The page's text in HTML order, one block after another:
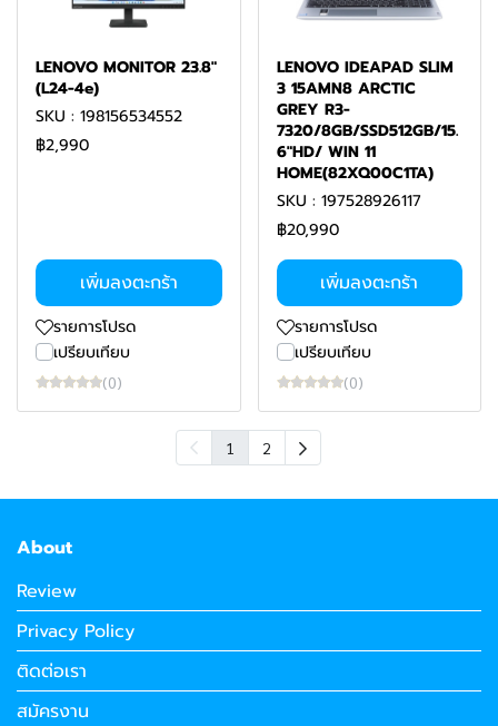
LENOVO MONITOR 23.8"
(L24-4e)
SKU : 198156534552
฿2,990
เพิ่มลงตะกร้า
รายการโปรด
เปรียบเทียบ
(0)
LENOVO IDEAPAD SLIM
3 15AMN8 ARCTIC
GREY R3-
7320/8GB/SSD512GB/15.
6"HD/ WIN 11
HOME(82XQ00C1TA)
SKU : 197528926117
฿20,990
เพิ่มลงตะกร้า
รายการโปรด
เปรียบเทียบ
(0)
1 2
About
Review
Privacy Policy
ติดต่อเรา
สมัครงาน